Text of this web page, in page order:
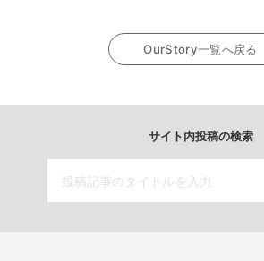
OurStory一覧へ戻る
サイト内投稿の検索